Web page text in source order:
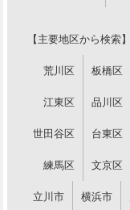
【主要地区から検索】
荒川区 板橋区
江東区 品川区
世田谷区 台東区
練馬区 文京区
立川市 横浜市